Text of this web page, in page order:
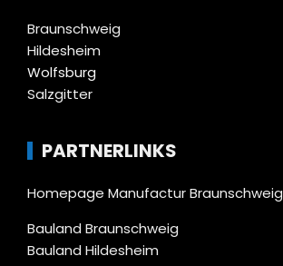
Braunschweig
Hildesheim
Wolfsburg
Salzgitter
PARTNERLINKS
Homepage Manufactur Braunschweig
Bauland Braunschweig
Bauland Hildesheim